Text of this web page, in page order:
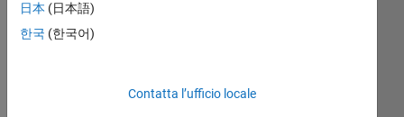
or
exa
日本 (日本語)
한국 (한국어)
Contatta l’ufficio locale